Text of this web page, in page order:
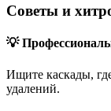
Советы и
💡
Ищите каскады,
удалений.